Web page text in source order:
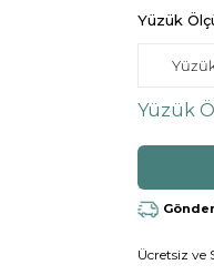
Yüzük
Yüzük
Ücretsiz ve